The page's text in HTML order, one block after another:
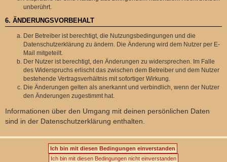
unberührt.
6. ÄNDERUNGSVORBEHALT
Der Betreiber ist berechtigt, die Nutzungsbedingungen und die
Datenschutzerklärung zu ändern. Die Änderung wird dem Nutzer per E-
Mail mitgeteilt.
Der Nutzer ist berechtigt, den Änderungen zu widersprechen. Im Falle
des Widerspruchs erlischt das zwischen dem Betreiber und dem Nutzer
bestehende Vertragsverhältnis mit sofortiger Wirkung.
Die Änderungen gelten als anerkannt und verbindlich, wenn der Nutzer
den Änderungen zugestimmt hat.
Informationen über den Umgang mit deinen persönlichen Daten
sind in der Datenschutzerklärung enthalten.